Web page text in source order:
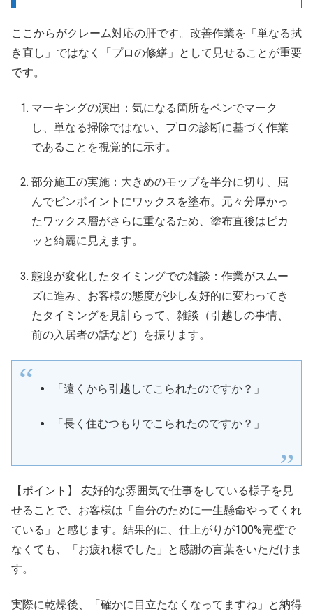
ここからがクレーム対応の肝です。改善作業を「単なる拭
き直し」ではなく「プロの修繕」として見せることが重要
です。
マーキングの演出：気になる箇所をペンでマーク
し、単なる掃除ではない、プロの診断に基づく作業
であることを視覚的に示す。
部分施工の実施：大きめのモップを半分に切り、屈
んでピンポイントにワックスを塗布。元々分厚かっ
たワックス層がさらに重なるため、塗布直後はピカ
ッと綺麗に見えます。
態度が変化したタイミングでの雑談：作業がスムー
ズに進み、お客様の態度が少し友好的に変わってき
たタイミングを見計らって、雑談（引越しの事情、
前の入居者の話など）を振ります。
「遠くから引越してこられたのですか？」
「長く住むつもりでこられたのですか？」
【ポイント】 友好的な雰囲気で仕事をしている様子を見
せることで、お客様は「自分のために一生懸命やってくれ
ている」と感じます。結果的に、仕上がりが100%完璧で
なくても、「お疲れ様でした」と感謝の言葉をいただけま
す。
実際に乾燥後、「確かに目立たなくなってますね」と納得